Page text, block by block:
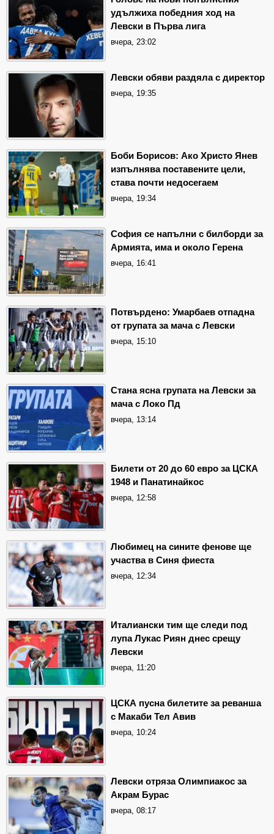
удължиха победния ход на
Левски в Първа лига
вчера, 23:02
Левски обяви раздяла с директор
вчера, 19:35
Боби Борисов: Ако Христо Янев
изпълнява поставените цели,
става почти недосегаем
вчера, 19:34
София се напълни с билборди за
Армията, има и около Герена
вчера, 16:41
Потвърдено: Умарбаев отпадна
от групата за мача с Левски
вчера, 15:10
Стана ясна групата на Левски за
мача с Локо Пд
вчера, 13:14
Билети от 20 до 60 евро за ЦСКА
1948 и Панатинайкос
вчера, 12:58
Любимец на сините фенове ще
участва в Синя фиеста
вчера, 12:34
Италиански тим ще следи под
лупа Лукас Риян днес срещу
Левски
вчера, 11:20
ЦСКА пусна билетите за реванша
с Макаби Тел Авив
вчера, 10:24
Левски отряза Олимпиакос за
Акрам Бурас
вчера, 08:17